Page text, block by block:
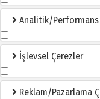
Analitik/Performans
İşlevsel Çerezler
Reklam/Pazarlama